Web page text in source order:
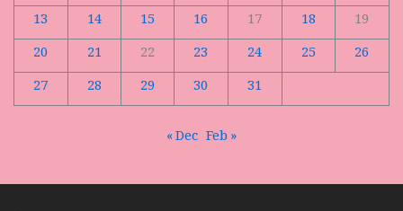
13
14 15 16 17 18
19
20
21 22 23 24 25
26
27
28 29 30 31
« Dec Feb »